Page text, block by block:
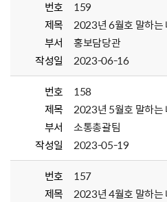
번호
159
제목
2023년 6월호 말하는
부서
홍보담당관
작성일
2023-06-16
번호
158
제목
2023년 5월호 말하는
부서
소통총괄팀
작성일
2023-05-19
번호
157
제목
2023년 4월호 말하는